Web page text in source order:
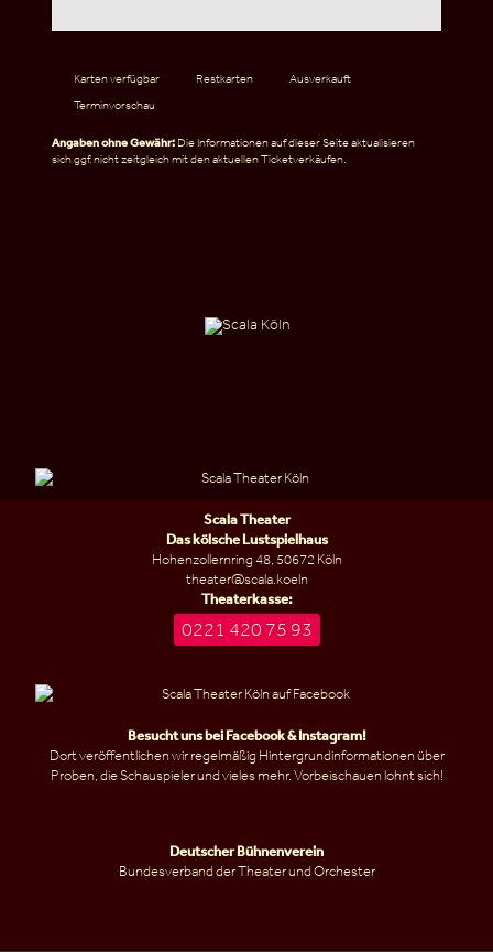
Karten verfügbar Restkarten
Ausverkauft
Terminvorschau
Angaben ohne Gewähr: Die Informationen auf dieser Seite aktualisieren
sich ggf. nicht zeitgleich mit den aktuellen Ticketverkäufen.
Scala Theater
Das kölsche Lustspielhaus
Hohenzollernring 48, 50672 Köln
theater@scala.koeln
Theaterkasse:
0221 420 75 93
Besucht uns beiFacebook&Instagram!
Dort veröffentlichen wir regelmäßig Hintergrundinformationen über
Proben, die Schauspieler und vieles mehr. Vorbeischauen lohnt sich!
Deutscher Bühnenverein
Bundesverband der Theater und Orchester